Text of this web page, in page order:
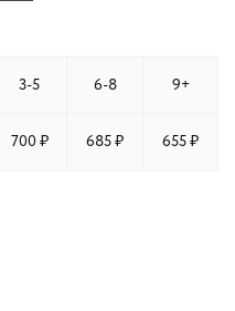
3-5 6-8 9+
700 ₽ 685 ₽ 655 ₽